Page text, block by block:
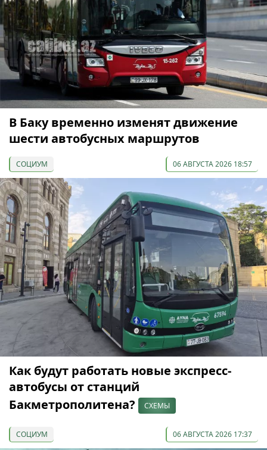
В Баку временно изменят движение
шести автобусных маршрутов
СОЦИУМ 06 АВГУСТА 2026 18:57
Как будут работать новые экспресс-
автобусы от станций
Бакметрополитена?
СХЕМЫ
СОЦИУМ 06 АВГУСТА 2026 17:37